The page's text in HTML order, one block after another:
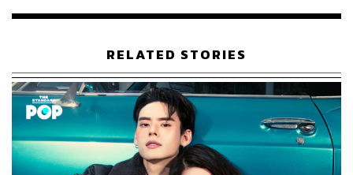
RELATED STORIES